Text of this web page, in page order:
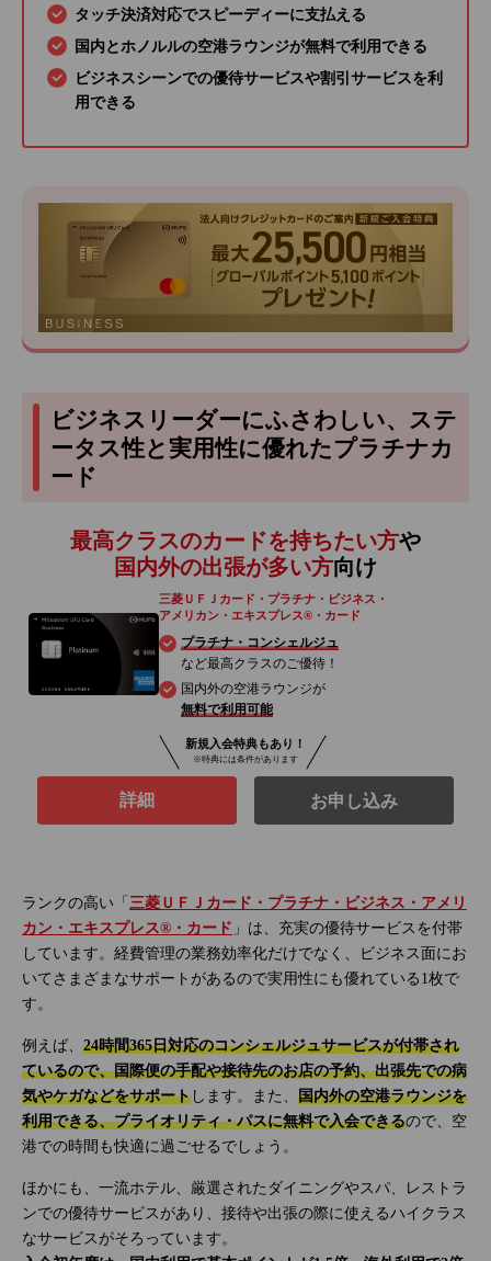
タッチ決済対応でスピーディーに支払える
国内とホノルルの空港ラウンジが無料で利用できる
ビジネスシーンでの優待サービスや割引サービスを利
用できる
ビジネスリーダーにふさわしい、ステ
ータス性と実用性に優れたプラチナカ
ード
最高クラスのカードを持ちたい方や
国内外の出張が多い方向け
三菱ＵＦＪカード・プラチナ・ビジネス・
アメリカン・エキスプレス®・カード
プラチナ・コンシェルジュ
など最高クラスのご優待！
国内外の空港ラウンジが
無料で利用可能
新規入会特典もあり！
※特典には条件があります
詳細 お申し込み
ランクの高い「 三菱ＵＦＪカード・プラチナ・ビジネス・アメリ
カン・エキスプレス®・カード 」は、充実の優待サービスを付帯
しています。経費管理の業務効率化だけでなく、ビジネス面にお
いてさまざまなサポートがあるので実用性にも優れている1枚で
す。
例えば、 24時間365日対応のコンシェルジュサービスが付帯され
ているので、国際便の手配や接待先のお店の予約、出張先での病
気やケガなどをサポート します。また、 国内外の空港ラウンジを
利用できる、プライオリティ・パスに無料で入会できるので、空
港での時間も快適に過ごせるでしょう。
ほかにも、一流ホテル、厳選されたダイニングやスパ、レストラ
ンでの優待サービスがあり、接待や出張の際に使えるハイクラス
なサービスがそろっています。